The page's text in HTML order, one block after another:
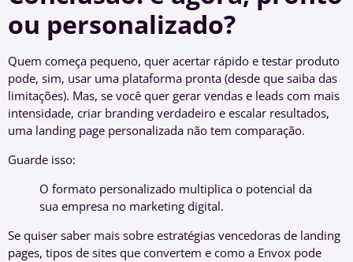
ou personalizado?
Quem começa pequeno, quer acertar rápido e testar produto
pode, sim, usar uma plataforma pronta (desde que saiba das
limitações). Mas, se você quer gerar vendas e leads com mais
intensidade, criar branding verdadeiro e escalar resultados,
uma landing page personalizada não tem comparação.
Guarde isso:
O formato personalizado multiplica o potencial da
sua empresa no marketing digital.
Se quiser saber mais sobre estratégias vencedoras de landing
pages, tipos de sites que convertem e como a Envox pode